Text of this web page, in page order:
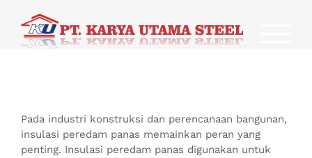
content
Pada industri konstruksi dan perencanaan bangunan,
insulasi peredam panas memainkan peran yang
penting. Insulasi peredam panas digunakan untuk